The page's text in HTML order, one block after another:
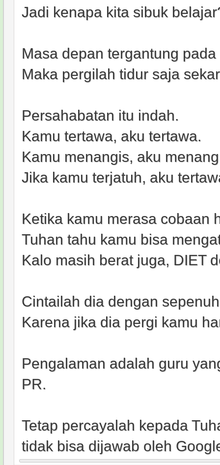
Jadi kenapa kita sibuk
Masa depan tergantung
Maka pergilah tidur saja
Persahabatan itu indah.
Kamu tertawa, aku tertawa.
Kamu menangis, aku
Jika kamu terjatuh, aku
Ketika kamu merasa cobaan
Tuhan tahu kamu bisa
Kalo masih berat juga, DIET
Cintailah dia dengan
Karena jika dia pergi kamu
Pengalaman adalah guru
PR.
Tetap percayalah kepada
tidak bisa dijawab oleh